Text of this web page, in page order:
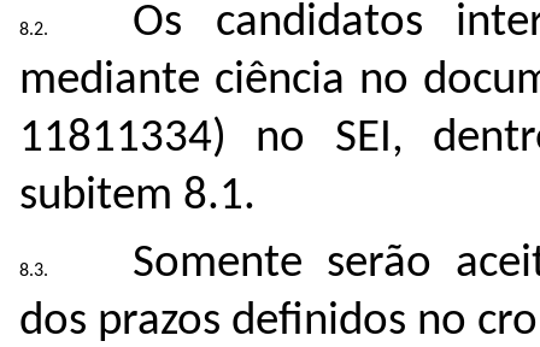
Os candidatos
mediante ciência no
11811334) no SEI,
subitem 8.1.
Somente serão
dos prazos definidos no